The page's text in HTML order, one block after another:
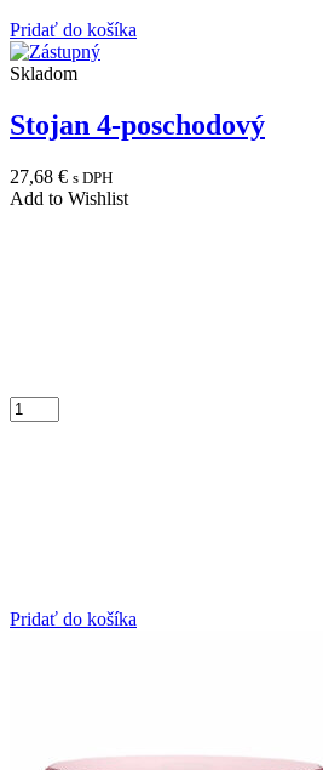
Pridať do košíka
Skladom
Stojan 4-poschodový
27,68 € s DPH
Add to Wishlist
Pridať do košíka